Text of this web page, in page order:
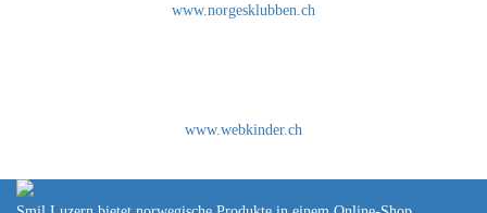
www.norgesklubben.ch
www.webkinder.ch